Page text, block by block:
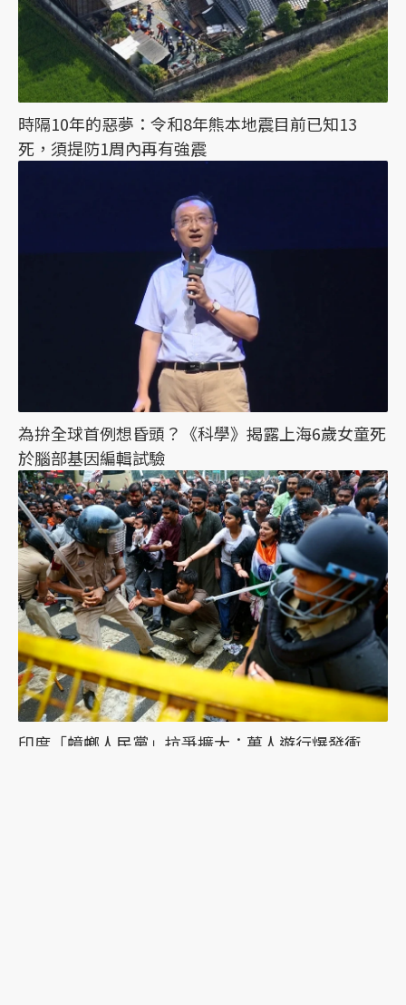
時隔10年的惡夢：令和8年熊本地震目前已知13
死，須提防1周內再有強震
為拚全球首例想昏頭？《科學》揭露上海6歲女童死
於腦部基因編輯試驗
印度「蟑螂人民黨」抗爭擴大：萬人遊行爆發衝